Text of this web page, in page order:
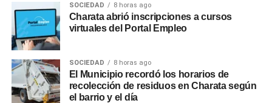
SOCIEDAD 8 horas ago
Charata abrió inscripciones a cursos
virtuales del Portal Empleo
SOCIEDAD 8 horas ago
El Municipio recordó los horarios de
recolección de residuos en Charata según
el barrio y el día